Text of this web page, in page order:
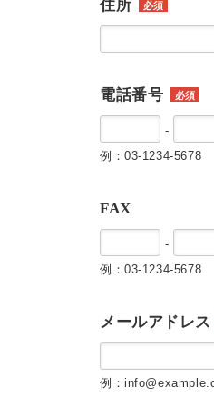
住所 必須
電話番号 必須
-
例：03-1234-5678
FAX
-
例：03-1234-5678
メールアドレス
例：